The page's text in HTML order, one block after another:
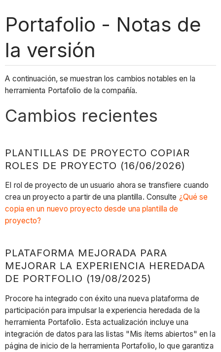
Portafolio - Notas de
la versión
A continuación, se muestran los cambios notables en la
herramienta Portafolio de la compañía.
Cambios recientes
PLANTILLAS DE PROYECTO COPIAR
ROLES DE PROYECTO (16/06/2026)
El rol de proyecto de un usuario ahora se transfiere cuando
crea un proyecto a partir de una plantilla. Consulte ¿Qué se
copia en un nuevo proyecto desde una plantilla de
proyecto?
PLATAFORMA MEJORADA PARA
MEJORAR LA EXPERIENCIA HEREDADA
DE PORTFOLIO (19/08/2025)
Procore ha integrado con éxito una nueva plataforma de
participación para impulsar la experiencia heredada de la
herramienta Portafolio. Esta actualización incluye una
integración de datos para las listas "Mis ítems abiertos" en la
página de inicio de la herramienta Portafolio, lo que garantiza